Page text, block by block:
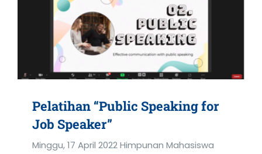
Pelatihan “Public Speaking for
Job Speaker”
Minggu, 17 April 2022 Himpunan Mahasiswa